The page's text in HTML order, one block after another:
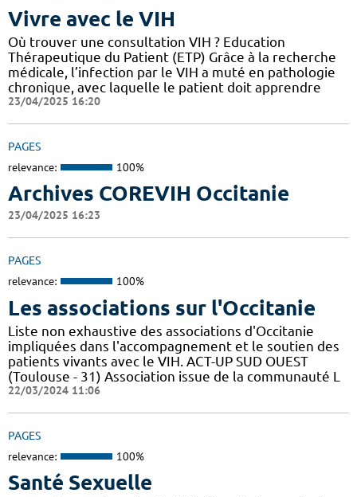
Vivre avec le VIH
Où trouver une consultation VIH ? Education
Thérapeutique du Patient (ETP) Grâce à la recherche
médicale, l’infection par le VIH a muté en pathologie
chronique, avec laquelle le patient doit apprendre
23/04/2025 16:20
PAGES
relevance: 100%
Archives COREVIH Occitanie
23/04/2025 16:23
PAGES
relevance: 100%
Les associations sur l'Occitanie
Liste non exhaustive des associations d'Occitanie
impliquées dans l'accompagnement et le soutien des
patients vivants avec le VIH. ACT-UP SUD OUEST
(Toulouse - 31) Association issue de la communauté L
22/03/2024 11:06
PAGES
relevance: 100%
Santé Sexuelle